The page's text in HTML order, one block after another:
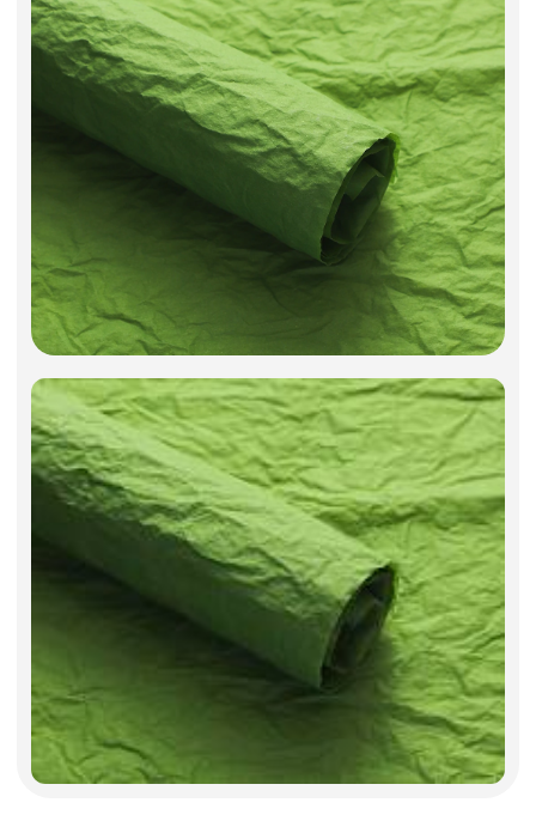
Фоамиран
Свечи
Игрушки мягкие